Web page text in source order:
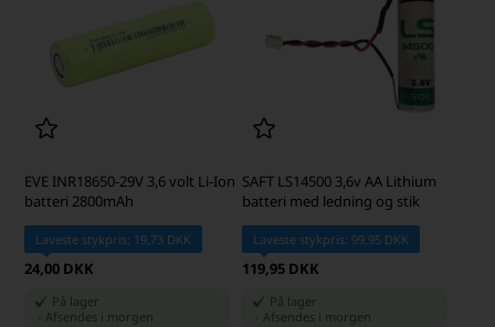
EVE INR18650-29V 3,6 volt Li-Ion
batteri 2800mAh
Laveste stykpris: 19,73 DKK
24,00 DKK
På lager
-Afsendes i morgen
SAFT LS14500 3,6v AA Lithium
batteri med ledning og stik
Laveste stykpris: 99,95 DKK
119,95 DKK
På lager
Afsendes i morgen